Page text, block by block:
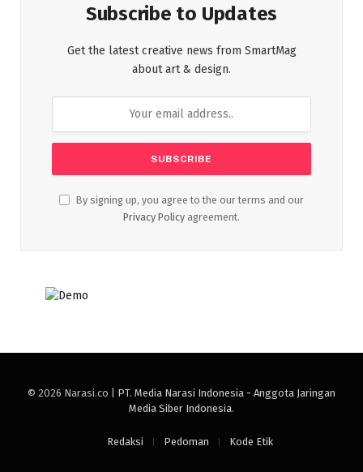
Subscribe to Updates
Get the latest creative news from SmartMag
about art & design.
By signing up, you agree to the our terms and our
Privacy Policy agreement.
© 2026 Narasi.co | PT. Media Narasi Indonesia - Anggota Jaringan
Media Siber Indonesia.
Redaksi Pedoman Kode Etik